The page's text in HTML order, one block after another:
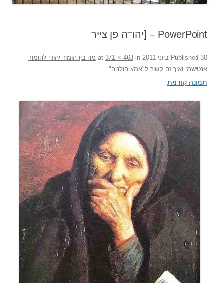
PowerPoint – [יהודה פן צייר
Published 30 ביוני 2011 371 × 468 in
מה בין הומור יהודי להומור
אנטישמי ואיך זה קשור ל"אמא פולניה"
תמונה קודמת